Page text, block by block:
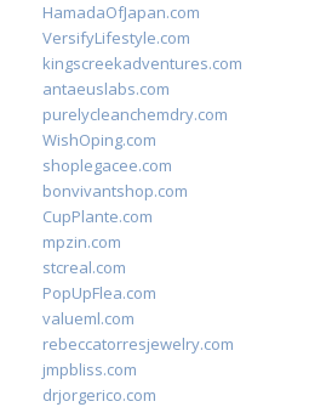
HamadaOfJapan.com
VersifyLifestyle.com
kingscreekadventures.com
antaeuslabs.com
purelycleanchemdry.com
WishOping.com
shoplegacee.com
bonvivantshop.com
CupPlante.com
mpzin.com
stcreal.com
PopUpFlea.com
valueml.com
rebeccatorresjewelry.com
jmpbliss.com
drjorgerico.com